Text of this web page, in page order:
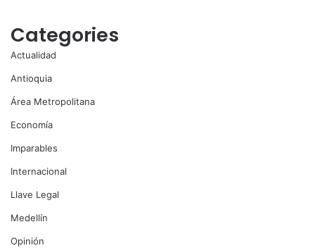
Categories
Actualidad
Antioquia
Área Metropolitana
Economía
Imparables
Internacional
Llave Legal
Medellín
Opinión